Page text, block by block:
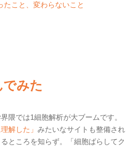
たこと、変わらないこと
みた
隈では1細胞解析が大ブームです。
解した」 みたいなサイトも整備され
ところを知らず。「細胞ばらしてク